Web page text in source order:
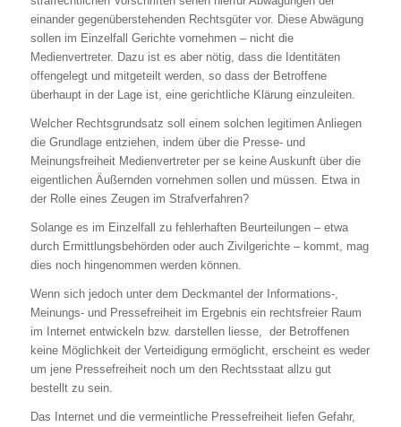
einander gegenüberstehenden Rechtsgüter vor. Diese Abwägung
sollen im Einzelfall Gerichte vornehmen – nicht die
Medienvertreter. Dazu ist es aber nötig, dass die Identitäten
offengelegt und mitgeteilt werden, so dass der Betroffene
überhaupt in der Lage ist, eine gerichtliche Klärung einzuleiten.
Welcher Rechtsgrundsatz soll einem solchen legitimen Anliegen
die Grundlage entziehen, indem über die Presse- und
Meinungsfreiheit Medienvertreter per se keine Auskunft über die
eigentlichen Äußernden vornehmen sollen und müssen. Etwa in
der Rolle eines Zeugen im Strafverfahren?
Solange es im Einzelfall zu fehlerhaften Beurteilungen – etwa
durch Ermittlungsbehörden oder auch Zivilgerichte – kommt, mag
dies noch hingenommen werden können.
Wenn sich jedoch unter dem Deckmantel der Informations-,
Meinungs- und Pressefreiheit im Ergebnis ein rechtsfreier Raum
im Internet entwickeln bzw. darstellen liesse, der Betroffenen
keine Möglichkeit der Verteidigung ermöglicht, erscheint es weder
um jene Pressefreiheit noch um den Rechtsstaat allzu gut
bestellt zu sein.
Das Internet und die vermeintliche Pressefreiheit liefen Gefahr,